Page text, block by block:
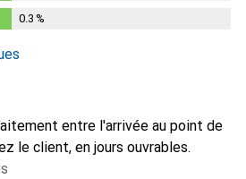
0.3 %
entre l'arrivée au point de
le client, en jours ouvrables.